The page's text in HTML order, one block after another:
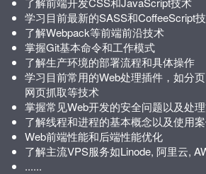
学习目前最新的SASS和CoffeeScript
了解Webpack等前端前沿技术
掌握Git基本命令和工作模式
了解生产环境的部署流程和具体操作
学习目前常用的Web处理插件，如分
网页抓取等技术
掌握常见Web开发的安全问题以及处
了解线程和进程的基本概念以及使用
Web前端性能和后端性能优化
了解主流VPS服务如Linode, 阿里云,
......